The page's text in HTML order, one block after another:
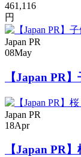
461,116
円
Japan PR
08May
【Japan PR
Japan PR
18Apr
【Japan PR